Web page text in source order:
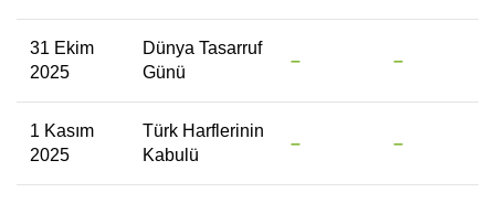
31 Ekim
2025
Dünya Tasarruf
Günü
– –
1 Kasım
2025
Türk Harflerinin
Kabulü
– –